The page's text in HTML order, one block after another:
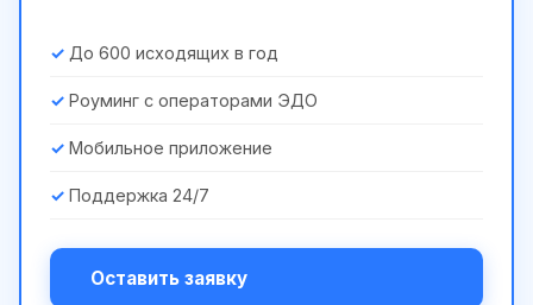
До 600 исходящих в год
Роуминг с операторами ЭДО
Мобильное приложение
Поддержка 24/7
Оставить заявку